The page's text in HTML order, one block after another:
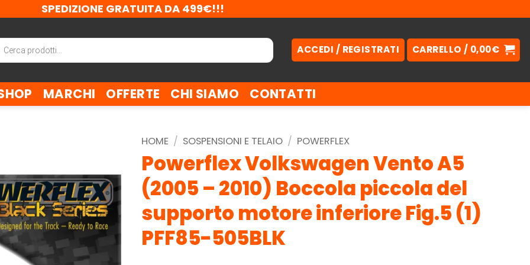
SPEDIZIONE GRATUITA DA 499€!!!
ACCEDI / REGISTRATI CARRELLO / 0,00€
MARCHI OFFERTE CHI SIAMO CONTATTI
HOME / SOSPENSIONI E TELAIO / POWERFLEX
Powerflex Volkswagen Vento A5
(2005 – 2010) Boccola piccola del
supporto motore inferiore Fig.5 (1)
PFF85-505BLK